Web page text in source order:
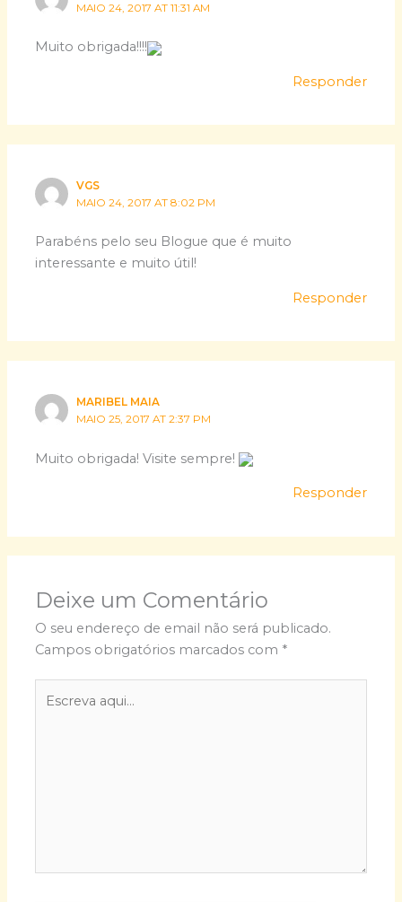
MAIO 24, 2017 AT 11:31 AM
Muito obrigada!!!!
Responder
VGS
MAIO 24, 2017 AT 8:02 PM
Parabéns pelo seu Blogue que é muito
interessante e muito útil!
Responder
MARIBEL MAIA
MAIO 25, 2017 AT 2:37 PM
Muito obrigada! Visite sempre!
Responder
Deixe um Comentário
O seu endereço de email não será publicado.
Campos obrigatórios marcados com *